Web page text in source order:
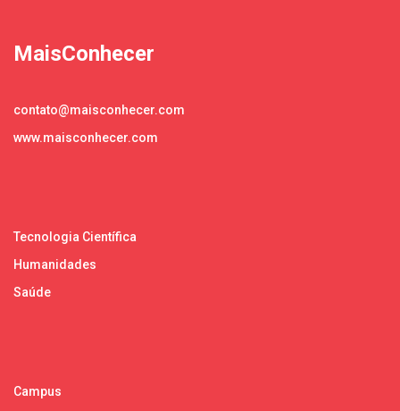
MaisConhecer
contato@maisconhecer.com
www.maisconhecer.com
Tecnologia Científica
Humanidades
Saúde
Campus